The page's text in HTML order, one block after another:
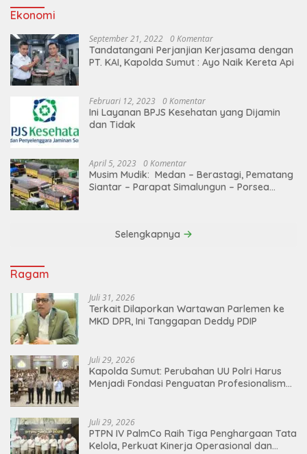
Ekonomi
September 21, 2022 0 Komentar
Tandatangani Perjanjian Kerjasama dengan
PT. KAI, Kapolda Sumut : Ayo Naik Kereta Api
Februari 12, 2023 0 Komentar
Ini Layanan BPJS Kesehatan yang Dijamin
dan Tidak
April 5, 2023 0 Komentar
Musim Mudik: Medan – Berastagi, Pematang
Siantar – Parapat Simalungun – Porsea
Selengkapnya
Ragam
Juli 31, 2026
Terkait Dilaporkan Wartawan Parlemen ke
MKD DPR, Ini Tanggapan Deddy PDIP
Juli 29, 2026
Kapolda Sumut: Perubahan UU Polri Harus
Menjadi Fondasi Penguatan Profesionalisme
Juli 29, 2026
PTPN IV PalmCo Raih Tiga Penghargaan Tata
Kelola, Perkuat Kinerja Operasional dan